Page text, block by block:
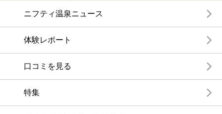
ニフティ温泉ニュース
体験レポート
口コミを見る
特集